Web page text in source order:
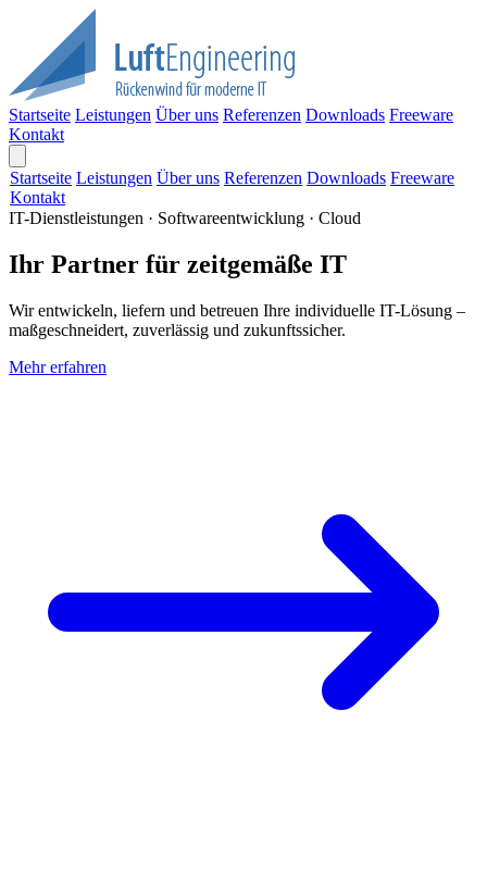
Startseite Leistungen Über uns Referenzen Downloads Freeware
Kontakt
Startseite Leistungen Über uns Referenzen Downloads Freeware
Kontakt
IT-Dienstleistungen · Softwareentwicklung · Cloud
Ihr Partner für zeitgemäße IT
Wir entwickeln, liefern und betreuen Ihre individuelle IT-Lösung –
maßgeschneidert, zuverlässig und zukunftssicher.
Mehr erfahren